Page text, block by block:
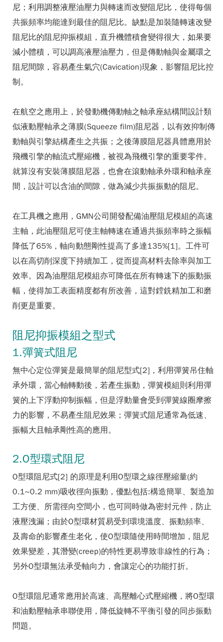
尼；利用調整液壓油壓力與轉速而改變阻尼比，使得每個
共振頻率均能達到最佳的阻尼比。缺點是加裝隨轉速改變
阻尼比的阻尼抑振模組，直升機體積會變得很大，如果要
減小體積，可以調高液壓油壓力，但是傳動軸與金屬環之
阻尼間隙，容易產生氣穴(Cavication)現象，影響阻尼比控
制。
在航空之應用上，於發動機傳動軸之軸承座結構間設計類
似液動壓軸承之薄膜(Squeeze film)阻尼器，以有效抑制傳
動軸與引擎結構產生之共振；之後薄膜阻尼器具體應用於
飛機引擎的軸流式壓縮機，被視為飛機引擎的重要零件。
就算沒有安裝薄膜阻尼器，也會在滾動軸承外環和軸承座
間，設計可以含油的間隙，做為減少共振振動的阻尼。
在工具機之應用，GMN公司開發配備油壓阻尼模組的高速
主軸，此油壓阻尼可使主軸轉速在通過共振頻率時之振幅
降低了65%，軸向動態剛性提高了多達135%[1]。工件可
以在高切削深度下持續加工，從而提高材料去除率與加工
效率。因為油壓阻尼模組亦可降低在所有轉速下的振動振
幅，使得加工表面精度都有所改善，這對鏜銑精加工和磨
削更是重要。
阻尼抑振模組之型式
1.彈簧式阻尼
無中心定位彈簧是最簡單的阻尼型式[2]，利用彈簧吊住軸
承外環，當心軸轉動後，若產生振動，彈簧模組則利用彈
簧的上下浮動抑制振幅，但是浮動量會受到彈簧線圈摩擦
力的影響，不易產生阻尼效果；彈簧式阻尼通常為低速、
振幅大且軸承剛性高的應用。
2.O型環式阻尼
O型環阻尼式[2] 的原理是利用O型環之線徑壓縮量(約
0.1~0.2 mm)吸收徑向振動，優點包括:構造簡單、製造加
工方便、所需徑向空間小，也可同時做為密封元件，防止
液壓洩漏；由於O型環材質易受到環境溫度、振動頻率、
及壽命的影響產生老化，使O型環隨使用時間增加，阻尼
效果變差，其潛變(creep)的特性更易導致非線性的行為；
另外O型環無法承受軸向力，會讓定心的功能打折。
O型環阻尼通常應用於高速、高壓離心式壓縮機，將O型環
和油動壓軸承串聯使用，降低旋轉不平衡引發的同步振動
問題。